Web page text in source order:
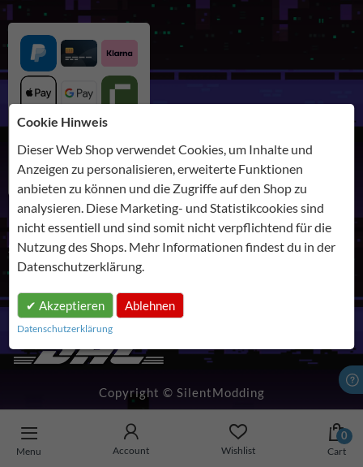
Menu Account Wishlist Cart
SHIPPING
Copyright © SilentModding
Cookie Hinweis
Dieser Web Shop verwendet Cookies, um Inhalte und
Anzeigen zu personalisieren, erweiterte Funktionen
anbieten zu können und die Zugriffe auf den Shop zu
analysieren. Diese Marketing- und Statistikcookies sind
nicht essentiell und sind somit nicht verpflichtend für die
Nutzung des Shops. Mehr Informationen findest du in der
Datenschutzerklärung.
Akzeptieren Ablehnen
Datenschutzerklärung